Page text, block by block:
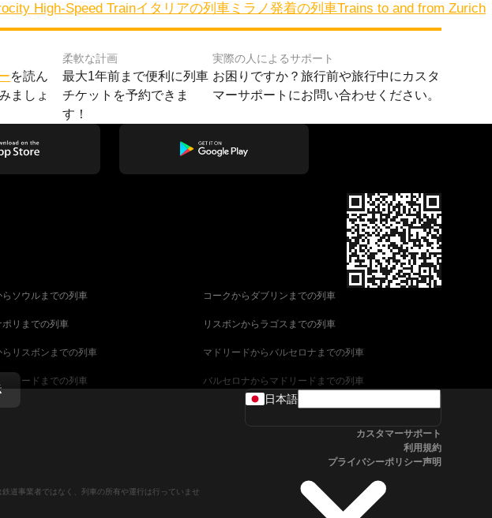
High-Speed Trainイタリアの列車 ミラノ発着の列車Trains to and from Zurich
を読ん
ましょ
柔軟な計画
最大1年前まで便利に列車
チケットを予約できま
す！
実際の人によるサポート
お困りですか？旅行前や旅行中にカスタ
マーサポートにお問い合わせください。
らソウルまでの列車 コークからダブリンまでの列車
ポリまでの列車 リスボンからラゴスまでの列車
らリスボンまでの列車 マドリードからバルセロナまでの列車
ドリードまでの列車 バルセロナからマドリードまでの列車
ヴェネツィアからローマまでの列車
ウィーンからザルツブルクまでの列車
アリカンテからマドリードまでの列車
シドニーまでの列車 フィレンツェからヴェネツィアまでの列車
道事業者ではなく、列車の所有や運行は行っていませ
日本語
カスタマーサポート
利用規約
プライバシーポリシー声明